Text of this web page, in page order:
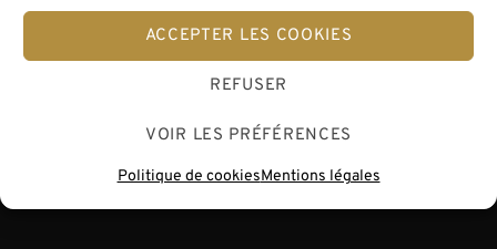
ACCEPTER LES COOKIES
REFUSER
VOIR LES PRÉFÉRENCES
Politique de cookiesMentions légales
Couteau à détabler, ce n’est pas vraiment un canif,
mais ça reste une lame.